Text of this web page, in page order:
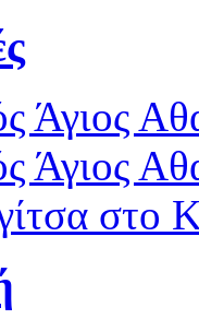
Άγιος
Άγιος
στο